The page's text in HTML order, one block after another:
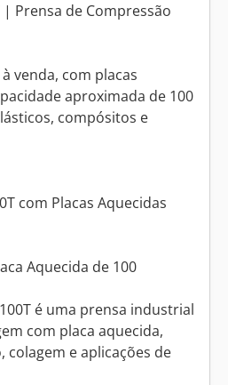
| Prensa de Compressão
venda, com placas
aproximada de 100
compósitos e
com Placas Aquecidas
Aquecida de 100
é uma prensa industrial
com placa aquecida,
e aplicações de